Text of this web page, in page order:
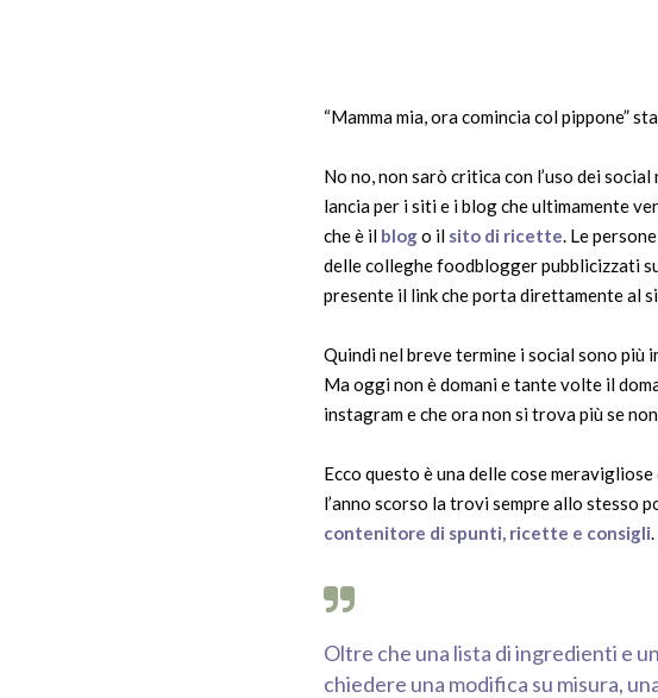
“Mamma mia, ora comincia col pippone”
No no, non sarò critica con l’uso dei
lancia per i siti e i blog che ultimamente
che è il blogo il sito di ricette. Le
delle colleghe foodblogger pubblicizzati
presente il link che porta direttamente al
Quindi nel breve termine i social sono più
Ma oggi non è domani e tante volte il
instagram e che ora non si trova più se
Ecco questo è una delle cose
l’anno scorso la trovi sempre allo stesso
contenitore di spunti, ricette e consigli.
Oltre che una lista di ingredienti e
chiedere una modifica su misura,